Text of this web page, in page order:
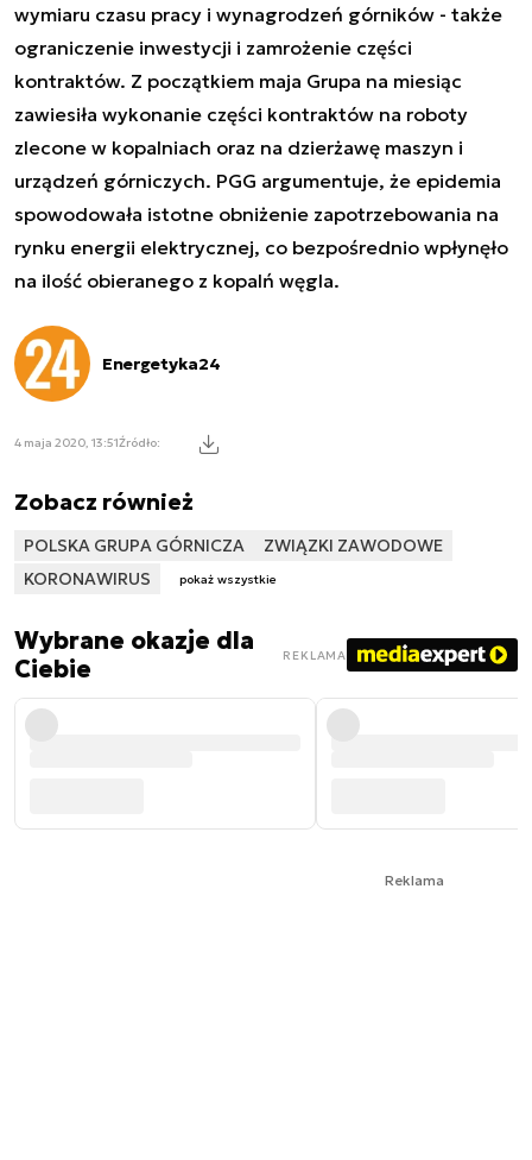
wymiaru czasu pracy i wynagrodzeń górników - także
ograniczenie inwestycji i zamrożenie części
kontraktów. Z początkiem maja Grupa na miesiąc
zawiesiła wykonanie części kontraktów na roboty
zlecone w kopalniach oraz na dzierżawę maszyn i
urządzeń górniczych. PGG argumentuje, że epidemia
spowodowała istotne obniżenie zapotrzebowania na
rynku energii elektrycznej, co bezpośrednio wpłynęło
na ilość obieranego z kopalń węgla.
Energetyka24
4 maja 2020, 13:51Źródło:
Zobacz również
POLSKA GRUPA GÓRNICZA
ZWIĄZKI ZAWODOWE
KORONAWIRUS
pokaż wszystkie
Wybrane okazje dla
Ciebie
REKLAMA
Reklama